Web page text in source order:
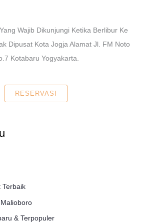
Wajib Dikunjungi Ketika Berlibur Ke
Dipusat Kota Jogja Alamat Jl. FM Noto
Kotabaru Yogyakarta.
RESERVASI
Terbaik
& Terpopuler